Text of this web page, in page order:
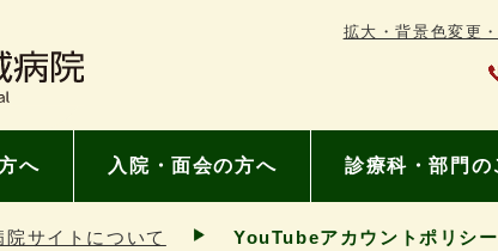
拡大・背景色変更
へ 入院・面会の方へ 診療科・部門の
院サイトについて YouTubeアカウントポリシー